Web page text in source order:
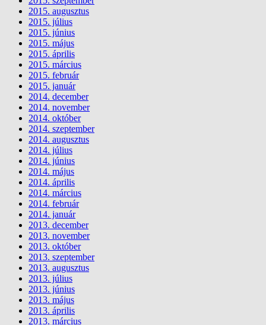
2015. augusztus
2015. július
2015. június
2015. május
2015. április
2015. március
2015. február
2015. január
2014. december
2014. november
2014. október
2014. szeptember
2014. augusztus
2014. július
2014. június
2014. május
2014. április
2014. március
2014. február
2014. január
2013. december
2013. november
2013. október
2013. szeptember
2013. augusztus
2013. július
2013. június
2013. május
2013. április
2013. március